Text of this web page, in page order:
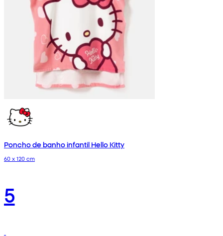
Poncho de banho infantil Hello Kitty
60 x 120 cm
5